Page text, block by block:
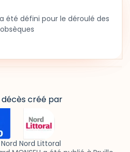
été défini pour le déroulé des
obsèques
décès créé par
Nord Littoral